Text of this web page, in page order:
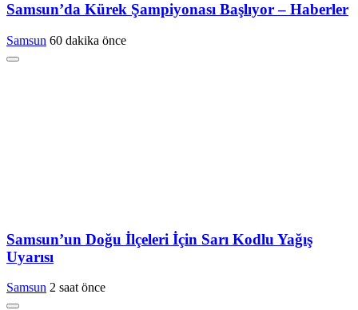
Samsun’da Kürek Şampiyonası Başlıyor – Haberler
Samsun 60 dakika önce
Samsun’un Doğu İlçeleri İçin Sarı Kodlu Yağış
Uyarısı
Samsun 2 saat önce